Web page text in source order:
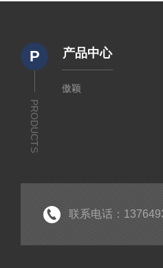
P
PRODUCTS
产品中心
傲颖
联系电话：